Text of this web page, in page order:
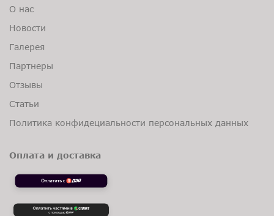
О нас
Новости
Галерея
Партнеры
Отзывы
Статьи
Политика конфидециальности персональных данных
Оплата и доставка